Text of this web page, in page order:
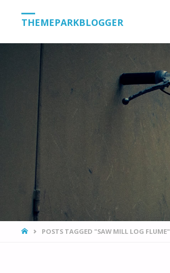
THEMEPARKBLOGGER
HOMEPOSTS TAGGED "SAW MILL LOG FLUME"